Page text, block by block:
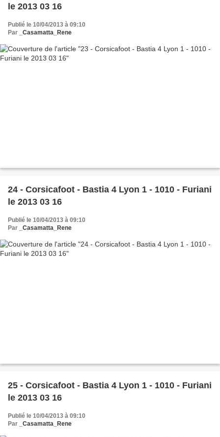
le 2013 03 16
Publié le 10/04/2013 à 09:10
Par
_Casamatta_Rene
24 - Corsicafoot - Bastia 4 Lyon 1 - 1010 - Furiani
le 2013 03 16
Publié le 10/04/2013 à 09:10
Par
_Casamatta_Rene
25 - Corsicafoot - Bastia 4 Lyon 1 - 1010 - Furiani
le 2013 03 16
Publié le 10/04/2013 à 09:10
Par
_Casamatta_Rene